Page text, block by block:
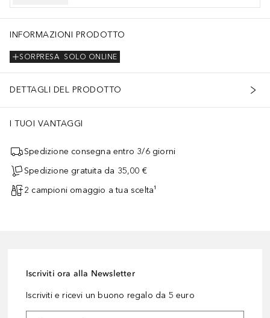
INFORMAZIONI PRODOTTO
SOLO ONLINE
SORPRESA
DETTAGLI DEL PRODOTTO
I TUOI VANTAGGI
Spedizione consegna entro 3/6 giorni
Spedizione gratuita da 35,00 €
2 campioni omaggio a tua scelta¹
Iscriviti ora alla Newsletter
Iscriviti e ricevi un buono regalo da 5 euro